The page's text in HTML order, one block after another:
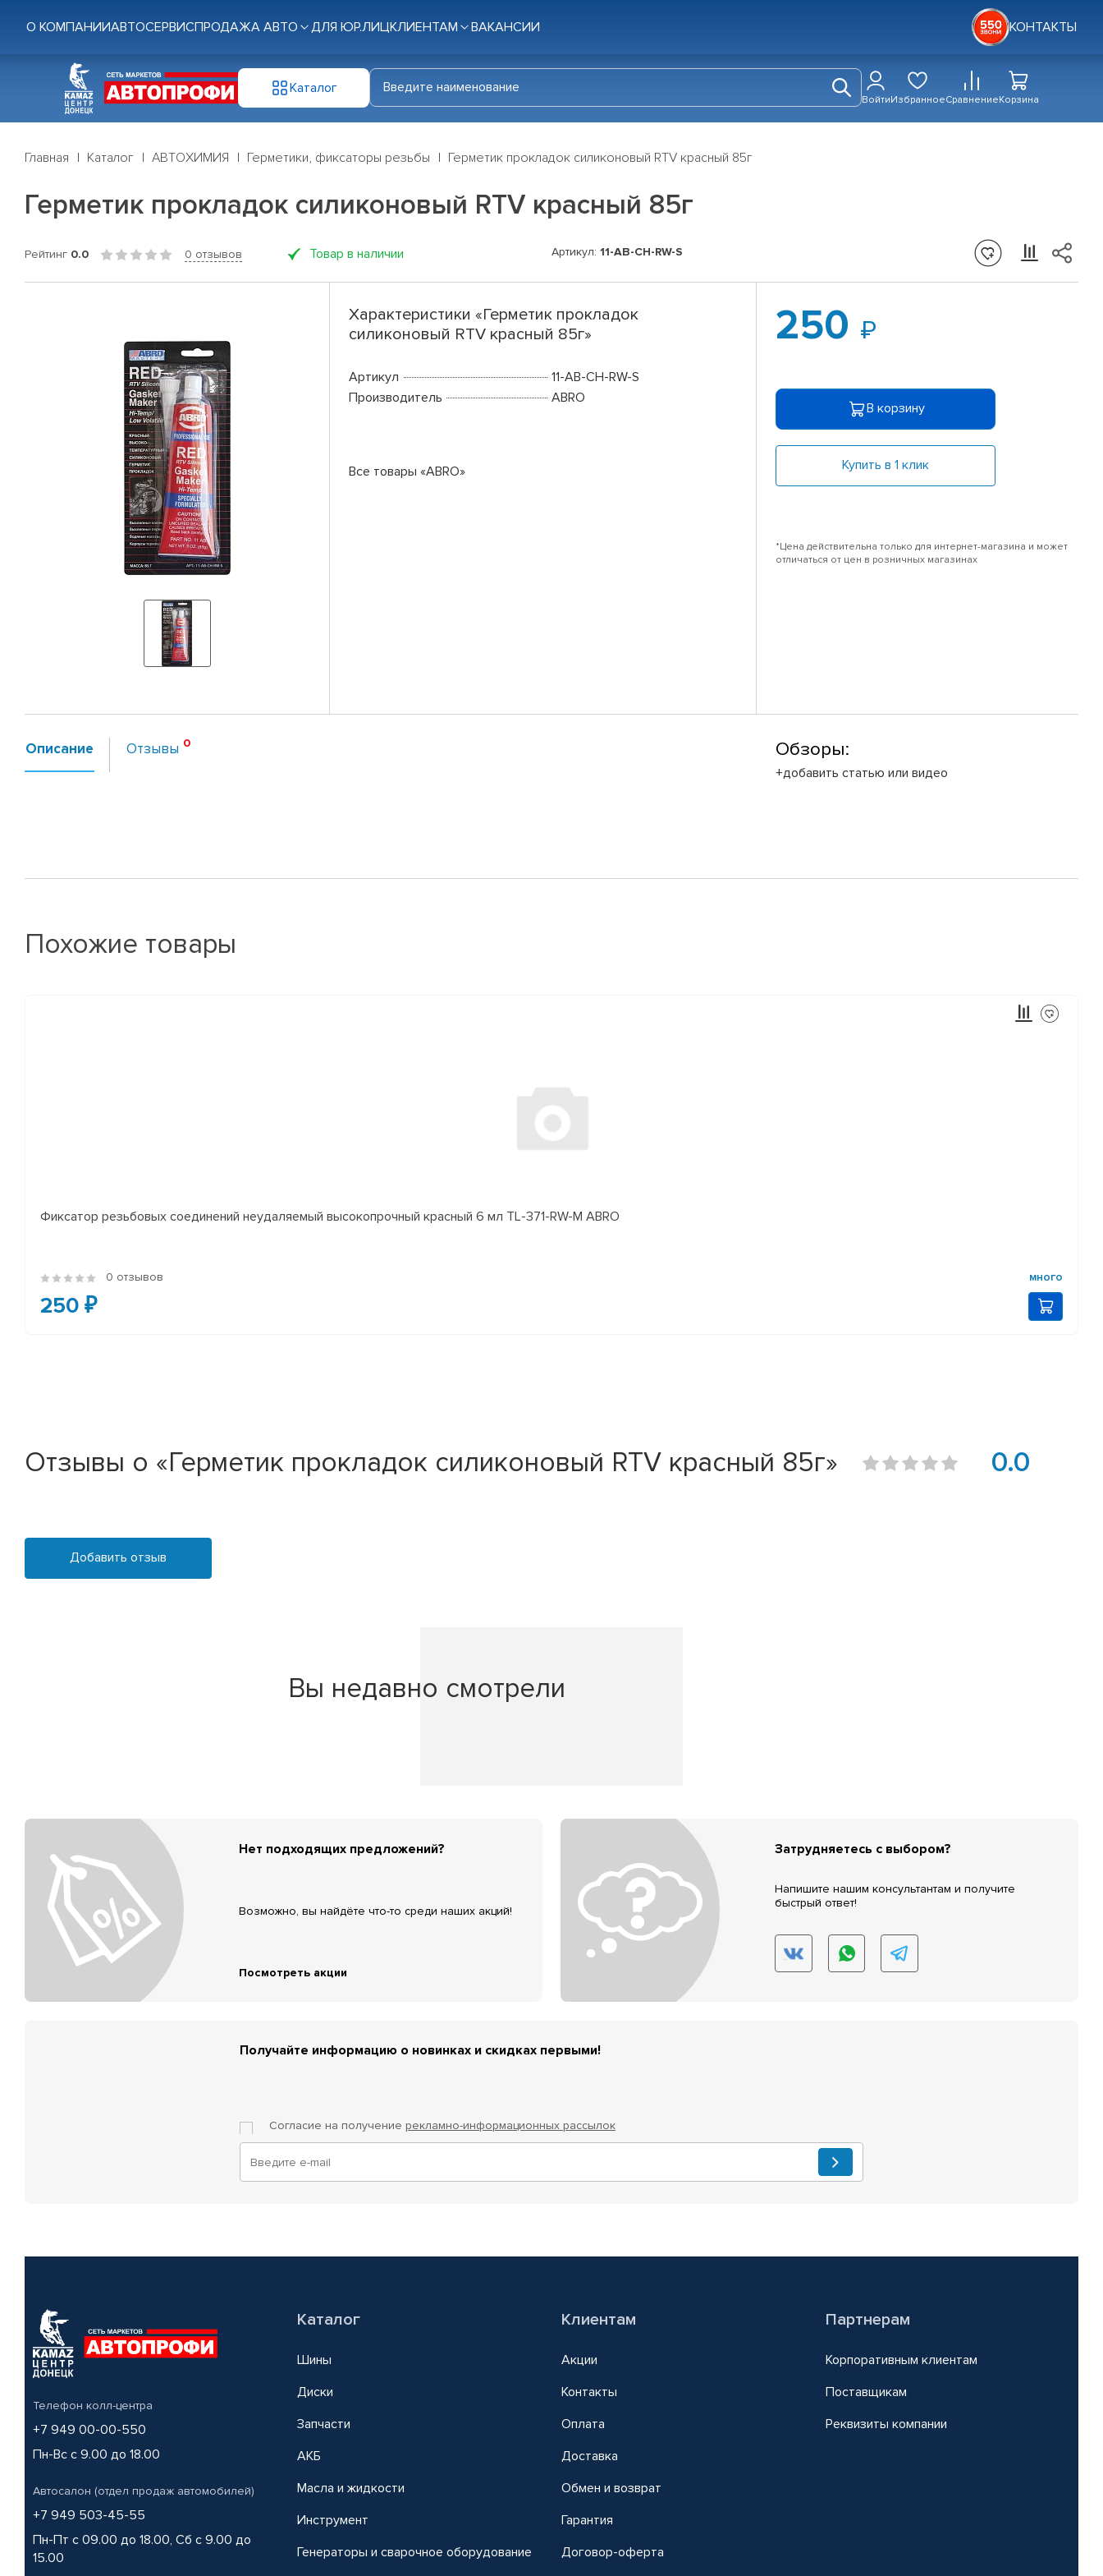
О КОМПАНИИАВТОСЕРВИСПРОДАЖА АВТО ДЛЯ ЮР.ЛИЦКЛИЕНТАМ ВАКАНСИИ КОНТАКТЫ
Каталог
ВойтиИзбранноеСравнениеКорзина
Главная Каталог АВТОХИМИЯ Герметики, фиксаторы резьбы Герметик прокладок силиконовый RTV красный 85г
Герметик прокладок силиконовый RTV красный 85г
Рейтинг 0.0 0 отзывов Товар в наличии Артикул: 11-AB-CH-RW-S
Характеристики «Герметик прокладок
силиконовый RTV красный 85г»
Артикул
11-AB-CH-RW-S
Производитель
ABRO
Все товары «ABRO»
250
В корзину
Купить в 1 клик
*Цена действительна только для интернет-магазина и может
отличаться от цен в розничных магазинах
Описание Отзывы Обзоры:
+добавить статью или видео
Похожие товары
Фиксатор резьбовых соединений неудаляемый высокопрочный красный 6 мл TL-371-RW-M ABRO
0 отзывов много
250 ₽
Отзывы о «Герметик прокладок силиконовый RTV красный 85г» 0.0
Добавить отзыв
Вы недавно смотрели
Нет подходящих предложений?
Возможно, вы найдёте что-то среди наших акций!
Посмотреть акции
Затрудняетесь с выбором?
Напишите нашим консультантам и получите
быстрый ответ!
Получайте информацию о новинках и скидках первыми!
Согласие на получение рекламно-информационных рассылок
Телефон колл-центра
+7 949 00-00-550
Пн-Вс с 9.00 до 18.00
Автосалон (отдел продаж автомобилей)
+7 949 503-45-55
Пн-Пт с 09.00 до 18.00, Сб с 9.00 до
15.00
Каталог
Шины
Диски
Запчасти
АКБ
Масла и жидкости
Инструмент
Генераторы и сварочное оборудование
Клиентам
Акции
Контакты
Оплата
Доставка
Обмен и возврат
Гарантия
Договор-оферта
Партнерам
Корпоративным клиентам
Поставщикам
Реквизиты компании